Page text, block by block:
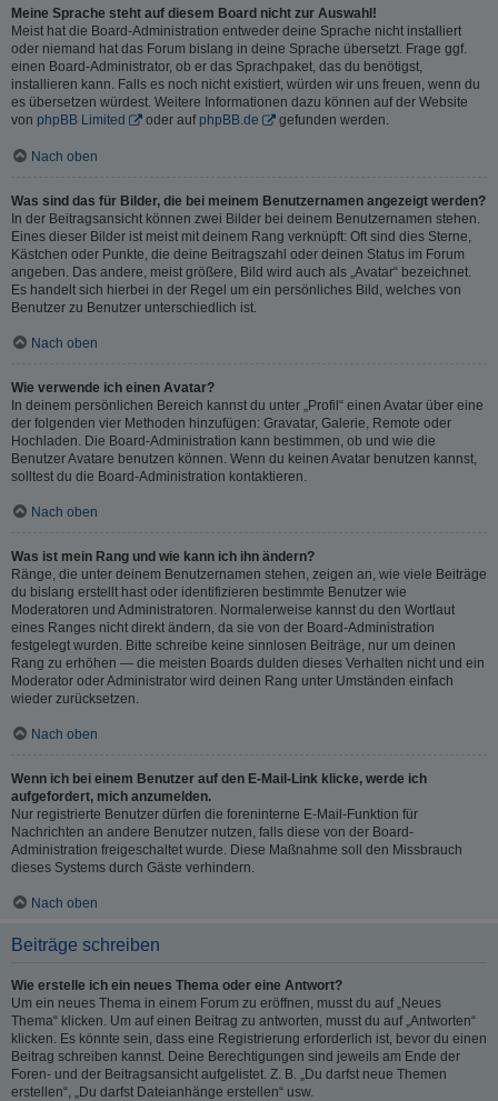
Meine Sprache steht auf diesem Board nicht zur Auswahl!
Meist hat die Board-Administration entweder deine Sprache nicht installiert
oder niemand hat das Forum bislang in deine Sprache übersetzt. Frage ggf.
einen Board-Administrator, ob er das Sprachpaket, das du benötigst,
installieren kann. Falls es noch nicht existiert, würden wir uns freuen, wenn du
es übersetzen würdest. Weitere Informationen dazu können auf der Website
von phpBB Limited oder auf phpBB.de gefunden werden.
Nach oben
Was sind das für Bilder, die bei meinem Benutzernamen angezeigt werden?
In der Beitragsansicht können zwei Bilder bei deinem Benutzernamen stehen.
Eines dieser Bilder ist meist mit deinem Rang verknüpft: Oft sind dies Sterne,
Kästchen oder Punkte, die deine Beitragszahl oder deinen Status im Forum
angeben. Das andere, meist größere, Bild wird auch als „Avatar“ bezeichnet.
Es handelt sich hierbei in der Regel um ein persönliches Bild, welches von
Benutzer zu Benutzer unterschiedlich ist.
Nach oben
Wie verwende ich einen Avatar?
In deinem persönlichen Bereich kannst du unter „Profil“ einen Avatar über eine
der folgenden vier Methoden hinzufügen: Gravatar, Galerie, Remote oder
Hochladen. Die Board-Administration kann bestimmen, ob und wie die
Benutzer Avatare benutzen können. Wenn du keinen Avatar benutzen kannst,
solltest du die Board-Administration kontaktieren.
Nach oben
Was ist mein Rang und wie kann ich ihn ändern?
Ränge, die unter deinem Benutzernamen stehen, zeigen an, wie viele Beiträge
du bislang erstellt hast oder identifizieren bestimmte Benutzer wie
Moderatoren und Administratoren. Normalerweise kannst du den Wortlaut
eines Ranges nicht direkt ändern, da sie von der Board-Administration
festgelegt wurden. Bitte schreibe keine sinnlosen Beiträge, nur um deinen
Rang zu erhöhen — die meisten Boards dulden dieses Verhalten nicht und ein
Moderator oder Administrator wird deinen Rang unter Umständen einfach
wieder zurücksetzen.
Nach oben
Wenn ich bei einem Benutzer auf den E-Mail-Link klicke, werde ich
aufgefordert, mich anzumelden.
Nur registrierte Benutzer dürfen die foreninterne E-Mail-Funktion für
Nachrichten an andere Benutzer nutzen, falls diese von der Board-
Administration freigeschaltet wurde. Diese Maßnahme soll den Missbrauch
dieses Systems durch Gäste verhindern.
Nach oben
Beiträge schreiben
Wie erstelle ich ein neues Thema oder eine Antwort?
Um ein neues Thema in einem Forum zu eröffnen, musst du auf „Neues
Thema“ klicken. Um auf einen Beitrag zu antworten, musst du auf „Antworten“
klicken. Es könnte sein, dass eine Registrierung erforderlich ist, bevor du einen
Beitrag schreiben kannst. Deine Berechtigungen sind jeweils am Ende der
Foren- und der Beitragsansicht aufgelistet. Z. B. „Du darfst neue Themen
erstellen“, „Du darfst Dateianhänge erstellen“ usw.